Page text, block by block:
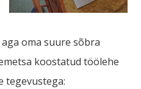
oma suure sõbra
koostatud töölehe
tegevustega: